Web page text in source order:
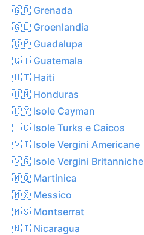
🇬🇩 Grenada
🇬🇱 Groenlandia
🇬🇵 Guadalupa
🇬🇹 Guatemala
🇭🇹 Haiti
🇭🇳 Honduras
🇰🇾 Isole Cayman
🇹🇨 Isole Turks e Caicos
🇻🇮 Isole Vergini Americane
🇻🇬 Isole Vergini Britanniche
🇲🇶 Martinica
🇲🇽 Messico
🇲🇸 Montserrat
🇳🇮 Nicaragua